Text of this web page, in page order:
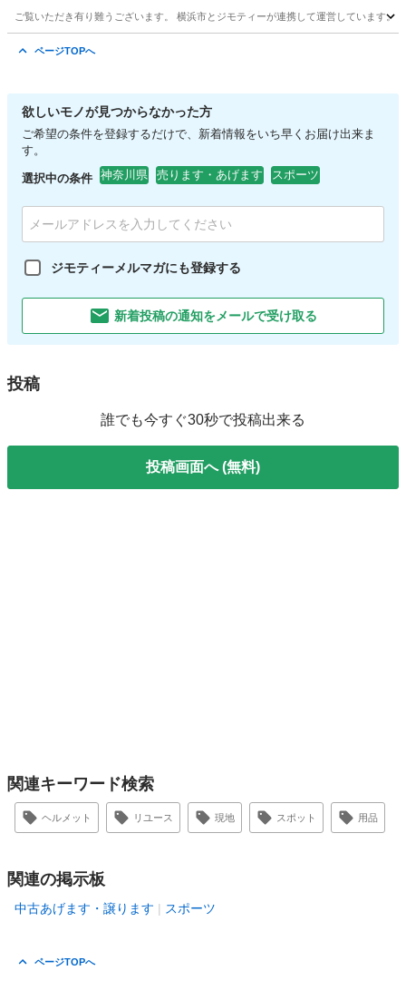
ご覧いただき有り難うございます。 横浜市とジモティーが連携して運営していま
ページTOPへ
欲しいモノが見つからなかった方
ご希望の条件を登録するだけで、新着情報をいち早くお届け出来ま
す。
選択中の条件 神奈川県 売ります・あげます スポーツ
ジモティーメルマガにも登録する
新着投稿の通知をメールで受け取る
投稿
誰でも今すぐ30秒で投稿出来る
投稿画面へ (無料)
関連キーワード検索
ヘルメット リユース 現地 スポット 用品
関連の掲示板
中古あげます・譲ります スポーツ
ページTOPへ